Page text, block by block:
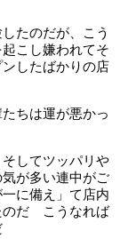
たのだが、こう
こし嫌われてそ
したばかりの店
ちは運が悪かっ
してツッパリや
が多い連中がご
に備え」て店内
のだ こうなれば